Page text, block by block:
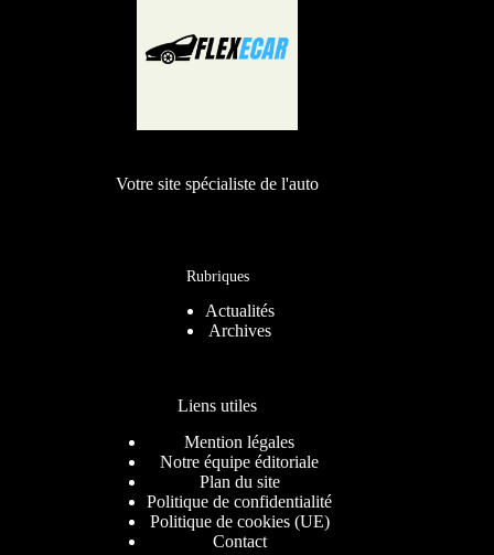
Votre site spécialiste de l'auto
Rubriques
Actualités
Archives
Liens utiles
Mention légales
Notre équipe éditoriale
Plan du site
Politique de confidentialité
Politique de cookies (UE)
Contact